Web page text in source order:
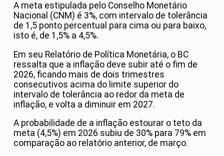
A meta estipulada pelo Conselho Monetário
Nacional (CNM) é 3%, com intervalo de tolerância
de 1,5 ponto percentual para cima ou para baixo,
isto é, de 1,5% a 4,5%.
Em seu Relatório de Política Monetária, o BC
ressalta que a inflação deve subir até o fim de
2026, ficando mais de dois trimestres
consecutivos acima do limite superior do
intervalo de tolerância ao redor da meta de
inflação, e volta a diminuir em 2027.
A probabilidade de a inflação estourar o teto da
meta (4,5%) em 2026 subiu de 30% para 79% em
comparação ao relatório anterior, de março.